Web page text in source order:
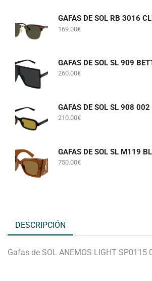
169.00€
260.00€
210.00€
750.00€
DESCRIPCIÓN
Gafas de SOL ANEMOS LIGHT SP0115